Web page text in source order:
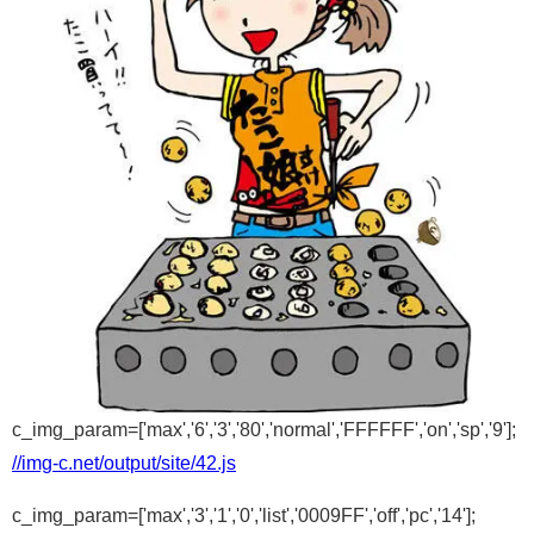
c_img_param=['max','6','3','80','normal','FFFFFF','on','sp','9'];
//img-c.net/output/site/42.js
c_img_param=['max','3','1','0','list','0009FF','off','pc','14'];